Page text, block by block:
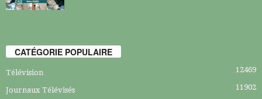
CATÉGORIE POPULAIRE
Télévision 12469
Journaux Télévisés 11902